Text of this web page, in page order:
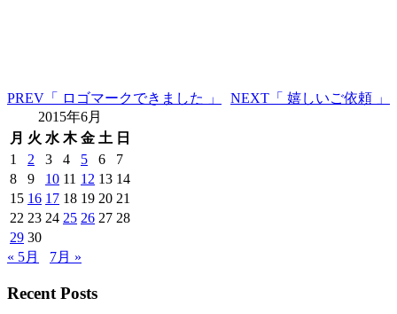
PREV 「 ロゴマークできました 」 NEXT 「 嬉しいご依頼 」
2015年6月
月 火 水 木 金 土 日
1
2 3 4 5 6
7
8
9 10 11 12 13 14
15 16 17 18 19 20 21
22 23 24 25 26 27 28
29 30
« 5月
7月 »
Recent Posts